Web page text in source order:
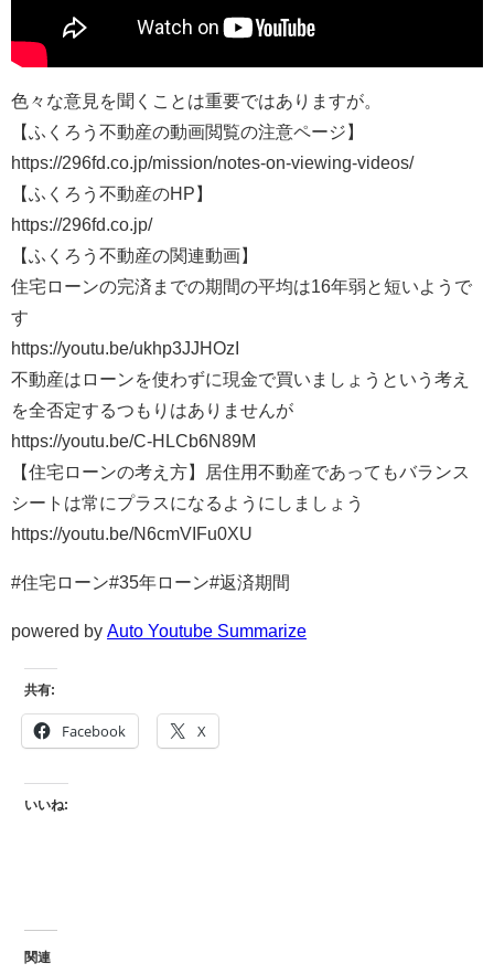
色々な意見を聞くことは重要ではありますが。
【ふくろう不動産の動画閲覧の注意ページ】
https://296fd.co.jp/mission/notes-on-viewing-videos/
【ふくろう不動産のHP】
https://296fd.co.jp/
【ふくろう不動産の関連動画】
住宅ローンの完済までの期間の平均は16年弱と短いようで
す
https://youtu.be/ukhp3JJHOzI
不動産はローンを使わずに現金で買いましょうという考え
を全否定するつもりはありませんが
https://youtu.be/C-HLCb6N89M
【住宅ローンの考え方】居住用不動産であってもバランス
シートは常にプラスになるようにしましょう
https://youtu.be/N6cmVIFu0XU
#住宅ローン#35年ローン#返済期間
powered by Auto Youtube Summarize
共有:
Facebook X
いいね:
関連